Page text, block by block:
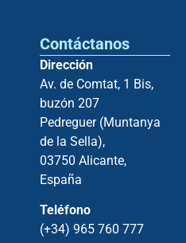
Contáctanos
Dirección
Av. de Comtat, 1 Bis,
buzón 207
Pedreguer (Muntanya
de la Sella),
03750 Alicante,
España
Teléfono
(+34) 965 760 777